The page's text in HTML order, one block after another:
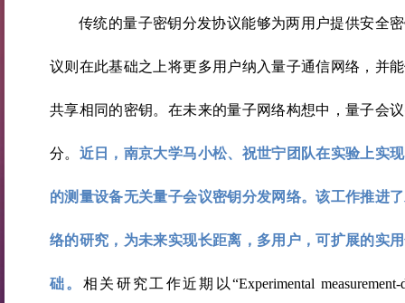
传统的量子密钥分发协议能够为两用户提供安全
议则在此基础之上将更多用户纳入量子通信网络，并
共享相同的密钥。在未来的量子网络构想中，量子会
分。 近日，南京大学马小松、祝世宁团队在实验上实
的测量设备无关量子会议密钥分发网络。该工作推进
络的研究，为未来实现长距离，多用户，可扩展的实
础。 相关研究工作近期以“Experimental measurement-